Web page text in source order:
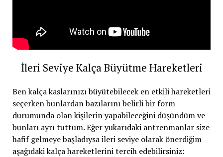
İleri Seviye Kalça Büyütme Hareketleri
Ben kalça kaslarınızı büyütebilecek en etkili hareketleri
seçerken bunlardan bazılarını belirli bir form
durumunda olan kişilerin yapabileceğini düşündüm ve
bunları ayrı tuttum. Eğer yukarıdaki antrenmanlar size
hafif gelmeye başladıysa ileri seviye olarak önerdiğim
aşağıdaki kalça hareketlerini tercih edebilirsiniz: